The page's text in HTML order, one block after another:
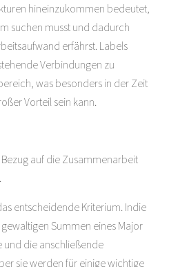
hineinzukommen bedeutet,
suchen musst und dadurch
erfährst. Labels
Verbindungen zu
was besonders in der Zeit
Vorteil sein kann.
auf die Zusammenarbeit
entscheidende Kriterium. Indie
Summen eines Major
und die anschließende
sie werden für einige wichtige